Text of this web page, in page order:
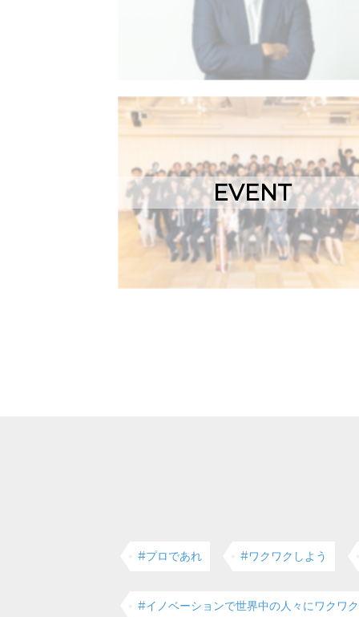
EVENT
#プロであれ #ワクワクしよう
#イノベーションで世界中の人々にワクワ